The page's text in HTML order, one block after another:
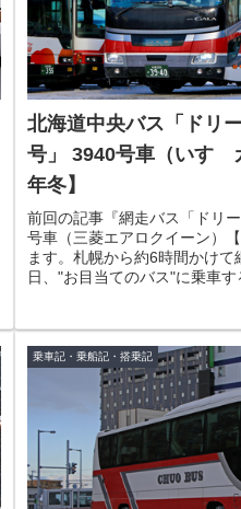
北海道中央バス「ドリ
号」 3940号車（いす
年冬】
前回の記事『網走バス「ドリ
号車（三菱エアロクイーン）
ます。札幌から約6時間かけ
日、"お目当てのバス"に乗車す
乗車記・乗船記・搭乗記